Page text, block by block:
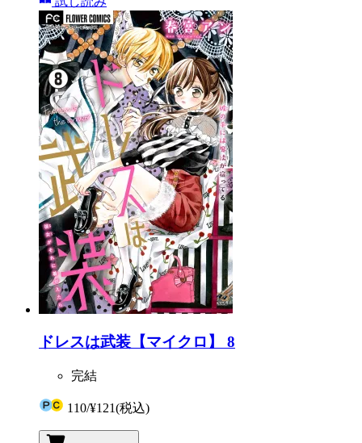
ドレスは武装【マイクロ】 8
完結
110/¥121(税込)